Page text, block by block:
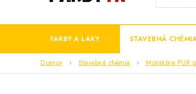
FARBY A LAKY STAVEBNÁ
Domov Stavebná chémia Montážne PUR